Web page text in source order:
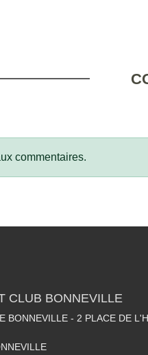
commentaires.
CLUB BONNEVILLE
BONNEVILLE - 2 PLACE DE